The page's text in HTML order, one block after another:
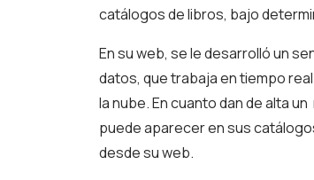
catálogos de libros, bajo
En su web, se le desarrolló un
datos, que trabaja en tiempo
la nube. En cuanto dan de alta
puede aparecer en sus
desde su web.